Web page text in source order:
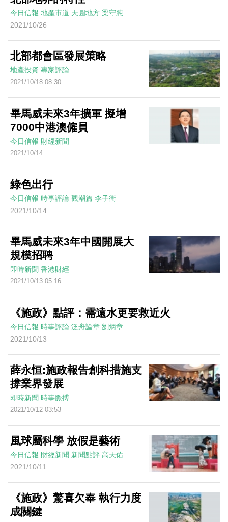
今日信報 地產市道 天圓地方 梁守肫
2021/10/26
北部都會區發展策略
地產投資 專家評論
2021/10/18 08:30
畢馬威未來3年擴軍 擬增
7000中港澳僱員
今日信報 財經新聞
2021/10/14
綠色出行
今日信報 時事評論 觀潮篇 李子衝
2021/10/14
畢馬威未來3年中國開展大
規模招聘
即時新聞 香港財經
2021/10/13 05:16
《施政》點評：需遠水更要救近火
今日信報 時事評論 泛舟論章 劉炳章
2021/10/13
薛永恒:施政報告創科措施支
撐業界發展
即時新聞 時事脈搏
2021/10/12 03:53
風球屬科學 放假是藝術
今日信報 財經新聞 新聞點評 高天佑
2021/10/11
《施政》驚喜欠奉 執行力度
成關鍵